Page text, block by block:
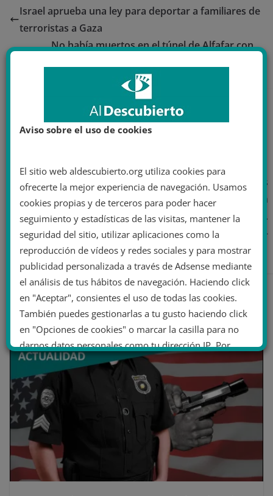
Israel aprueba una ley para deportar a familiares de
terroristas a Gaza
No había muertos en el túnel de Alfafar con
Director de Al Descubierto. Graduado en Ciencias
Políticas y de la Administración. Máster en Política
Mediática. Analista político. Colaborador de medios.
Investigando discursos de odio, tecnopolítica y far-
right.
También te puede gustar
Aviso sobre el uso de cookies
El sitio web aldescubierto.org utiliza cookies para
ofrecerte la mejor experiencia de navegación. Usamos
cookies propias y de terceros para poder hacer
seguimiento y estadísticas de las visitas, mantener la
seguridad del sitio, utilizar aplicaciones como la
reproducción de vídeos y redes sociales y para mostrar
publicidad personalizada a través de Adsense mediante
el análisis de tus hábitos de navegación. Haciendo click
en "Aceptar", consientes el uso de todas las cookies.
También puedes gestionarlas a tu gusto haciendo click
en "Opciones de cookies" o marcar la casilla para no
darnos datos personales como tu dirección IP. Por
último, puedes leer nuestra Política de cookies.
No dar mi información personal
Aceptar cookies
Rechazar cookies